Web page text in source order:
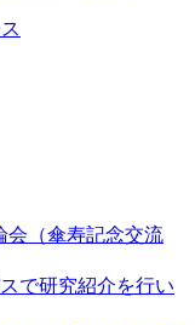
会（傘寿記念交流
で研究紹介を行い